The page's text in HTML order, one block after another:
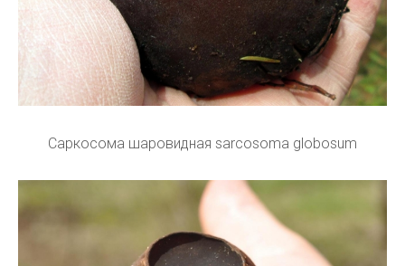
Саркосома шаровидная sarcosoma globosum